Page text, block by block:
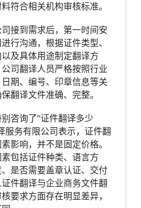
符合相关机构审核标准。
接到需求后，第一时间安
行沟通，根据证件类型、
及具体用途制定翻译方
司翻译人员严格按照行业
期、编号、印章信息等关
翻译文件准确、完整。
咨询了“证件翻译多少
服务有限公司表示，证件翻
影响，并不是固定价格。
包括证件种类、语言方
是否需要盖章认证、交付
件翻译与企业商务文件翻
要求方面存在明显差异，